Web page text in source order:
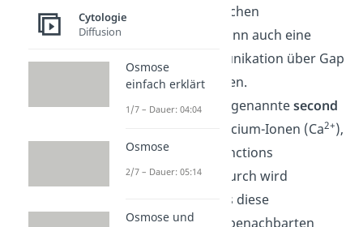
Neben der elektrischen
Kommunikation kann auch eine
chemische Kommunikation über Gap
Junctions stattfinden.
Signalmoleküle, sogenanntesecond
wie Calcium-Ionen (Ca2+),
können die Gap Junctions
durchqueren. Dadurch wird
sichergestellt, dass diese
Signalmoleküle in benachbarten
Cytologie
Diffusion
Osmose
einfach erklärt
1/7 – Dauer: 04:04
Osmose
2/7 – Dauer: 05:14
Osmose und